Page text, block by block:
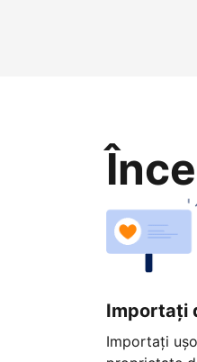
Importați
Importați